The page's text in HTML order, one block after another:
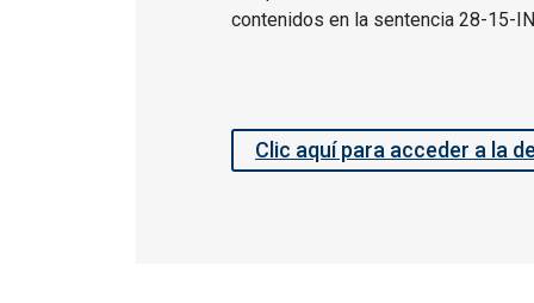
contenidos en la sentencia 28-15-
Clic aquí para acceder a la